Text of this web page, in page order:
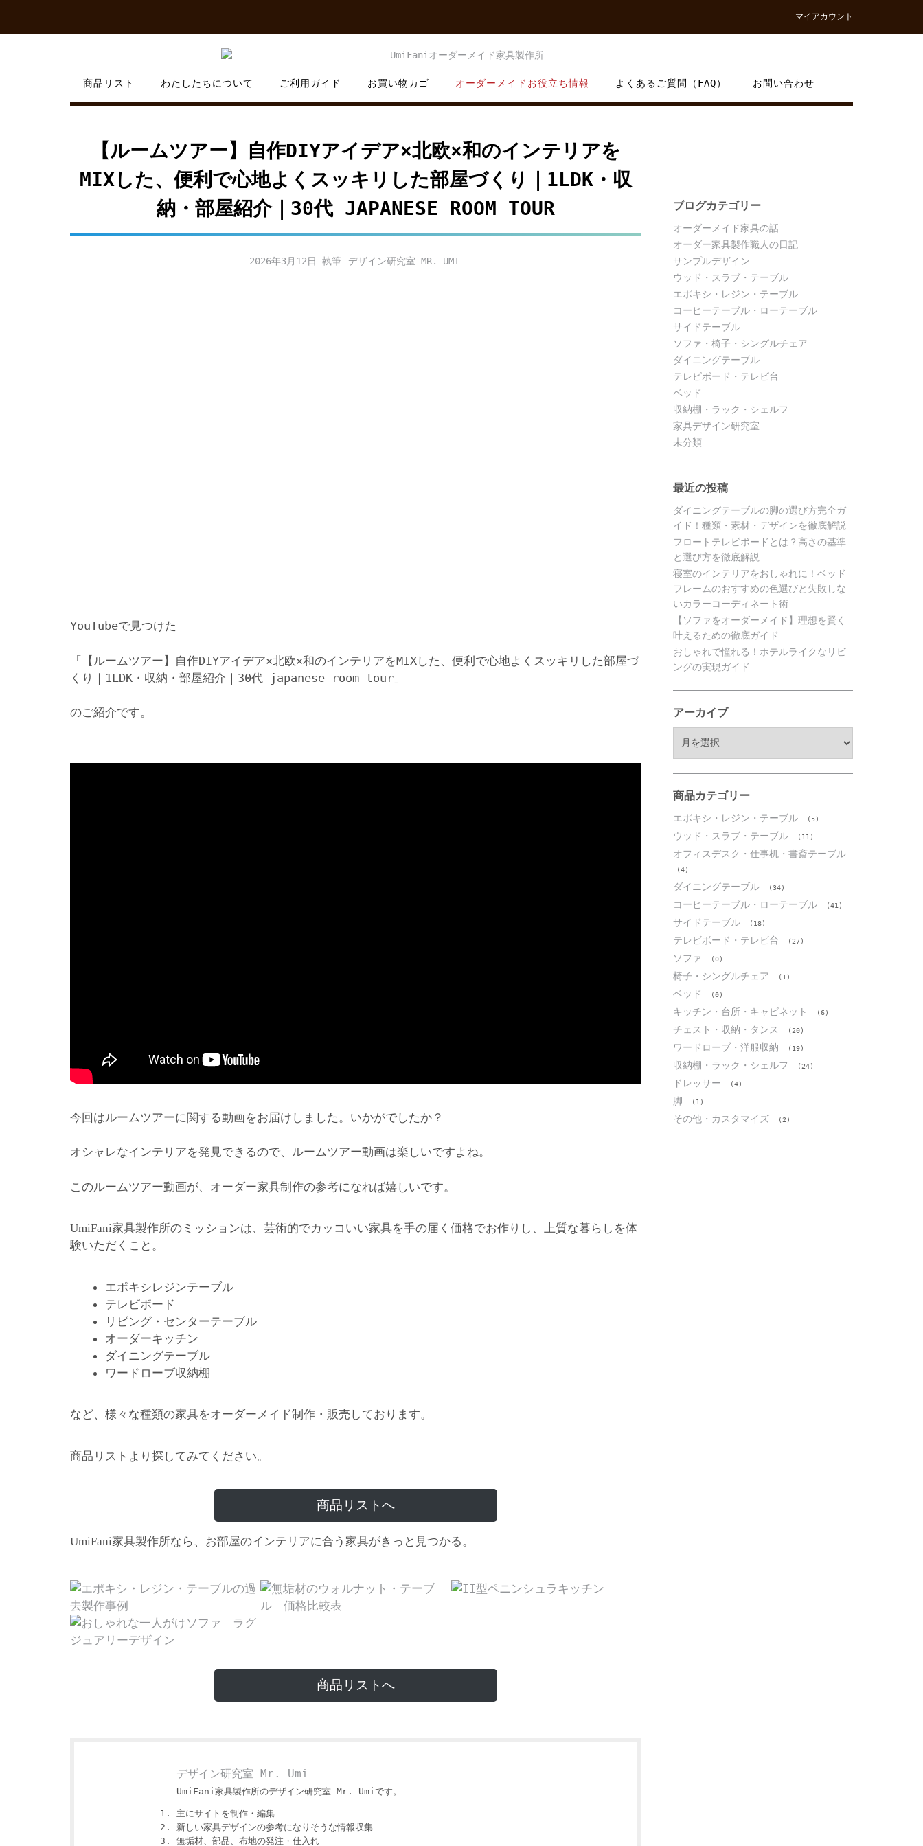
content
マイアカウント
商品リスト わたしたちについて ご利用ガイド お買い物カゴ オーダーメイドお役立ち情報 よくあるご質問（FAQ） お問い合わせ
【ルームツアー】自作DIYアイデア×北欧×和のインテリアを
MIXした、便利で心地よくスッキリした部屋づくり｜1LDK・収
納・部屋紹介｜30代 JAPANESE ROOM TOUR
2026年3月12日 デザイン研究室 MR. UMI
YouTubeで見つけた
「【ルームツアー】自作DIYアイデア×北欧×和のインテリアをMIXした、便利で心地よくスッキリした部屋づ
くり｜1LDK・収納・部屋紹介｜30代 japanese room tour」
のご紹介です。
今回はルームツアーに関する動画をお届けしました。いかがでしたか？
オシャレなインテリアを発見できるので、ルームツアー動画は楽しいですよね。
このルームツアー動画が、オーダー家具制作の参考になれば嬉しいです。
UmiFani家具製作所のミッションは、芸術的でカッコいい家具を手の届く価格でお作りし、上質な暮らしを体
験いただくこと。
エポキシレジンテーブル
テレビボード
リビング・センターテーブル
オーダーキッチン
ダイニングテーブル
ワードローブ収納棚
など、様々な種類の家具をオーダーメイド制作・販売しております。
商品リストより探してみてください。
商品リストへ
UmiFani家具製作所なら、お部屋のインテリアに合う家具がきっと見つかる。
商品リストへ
デザイン研究室 Mr. Umi
UmiFani家具製作所のデザイン研究室 Mr. Umiです。
主にサイトを制作・編集
新しい家具デザインの参考になりそうな情報収集
無垢材、部品、布地の発注・仕入れ
ブログカテゴリー
オーダーメイド家具の話
オーダー家具製作職人の日記
サンプルデザイン
ウッド・スラブ・テーブル
エポキシ・レジン・テーブル
コーヒーテーブル・ローテーブル
サイドテーブル
ソファ・椅子・シングルチェア
ダイニングテーブル
テレビボード・テレビ台
ベッド
収納棚・ラック・シェルフ
家具デザイン研究室
未分類
最近の投稿
ダイニングテーブルの脚の選び方完全ガ
イド！種類・素材・デザインを徹底解説
フロートテレビボードとは？高さの基準
と選び方を徹底解説
寝室のインテリアをおしゃれに！ベッド
フレームのおすすめの色選びと失敗しな
いカラーコーディネート術
【ソファをオーダーメイド】理想を賢く
叶えるための徹底ガイド
おしゃれで憧れる！ホテルライクなリビ
ングの実現ガイド
アーカイブ
ブ
商品カテゴリー
エポキシ・レジン・テーブル (5)
ウッド・スラブ・テーブル (11)
オフィスデスク・仕事机・書斎テーブル
(4)
ダイニングテーブル (34)
コーヒーテーブル・ローテーブル (41)
サイドテーブル (18)
テレビボード・テレビ台 (27)
ソファ (0)
椅子・シングルチェア (1)
ベッド (0)
キッチン・台所・キャビネット (6)
チェスト・収納・タンス (20)
ワードローブ・洋服収納 (19)
収納棚・ラック・シェルフ (24)
ドレッサー (4)
脚 (1)
その他・カスタマイズ (2)